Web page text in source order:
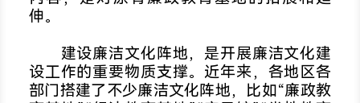
伸。
建设廉洁文化阵地，是开展廉洁文化建
设工作的重要物质支撑。近年来，各地区各
部门搭建了不少廉洁文化阵地，比如“廉政教